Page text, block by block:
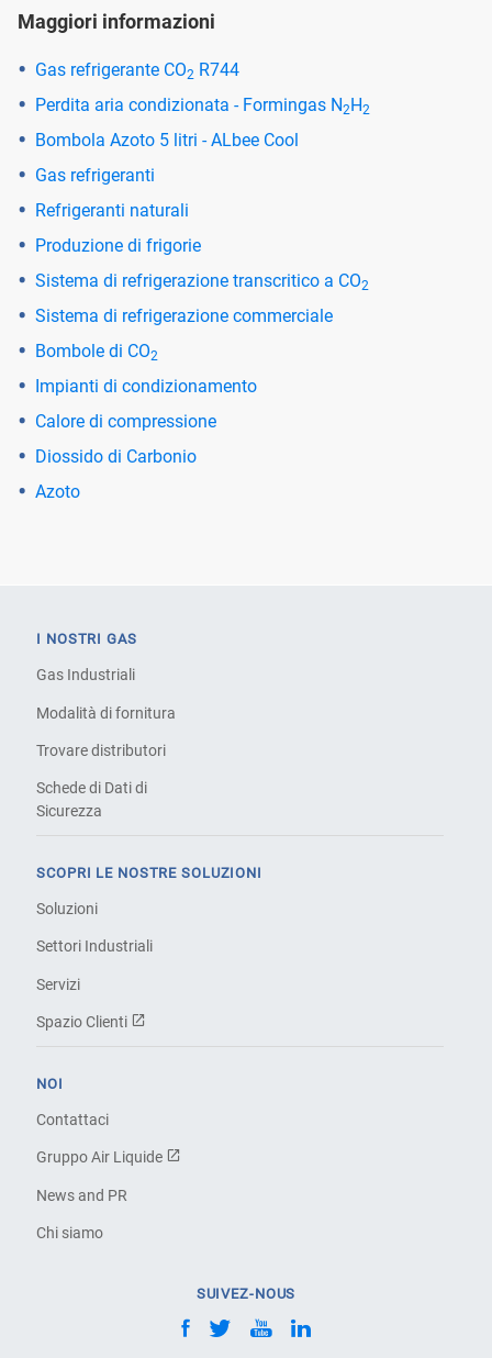
Maggiori informazioni
Gas refrigerante CO2 R744
Perdita aria condizionata - Formingas N2H2
Bombola Azoto 5 litri - ALbee Cool
Gas refrigeranti
Refrigeranti naturali
Produzione di frigorie
Sistema di refrigerazione transcritico a CO2
Sistema di refrigerazione commerciale
Bombole di CO2
Impianti di condizionamento
Calore di compressione
Diossido di Carbonio
Azoto
I NOSTRI GAS
Gas Industriali
Modalità di fornitura
Trovare distributori
Schede di Dati di
Sicurezza
SCOPRI LE NOSTRE SOLUZIONI
Soluzioni
Settori Industriali
Servizi
Spazio Clienti
NOI
Contattaci
Gruppo Air Liquide
News and PR
Chi siamo
SUIVEZ-NOUS